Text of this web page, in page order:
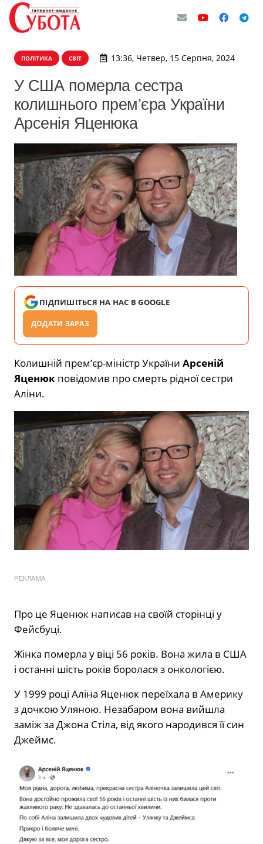
ПОЛІТИКА СВІТ 13:36, Четвер, 15 Серпня, 2024
У США померла сестра
колишнього прем’єра України
Арсенія Яценюка
ПІДПИШІТЬСЯ НА НАС В GOOGLE
ДОДАТИ ЗАРАЗ
Колишній прем’єр-міністр України Арсеній
Яценюк повідомив про смерть рідної сестри
Аліни.
РЕКЛАМА
Про це Яценюк написав на своїй сторінці у
Фейсбуці.
Жінка померла у віці 56 років. Вона жила в США
і останні шість років боролася з онкологією.
У 1999 році Аліна Яценюк переїхала в Америку
з дочкою Уляною. Незабаром вона вийшла
заміж за Джона Стіла, від якого народився її син
Джеймс.